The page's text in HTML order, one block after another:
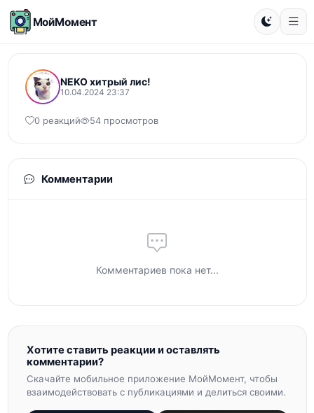
МойМомент
NEKO хитрый лис!
10.04.2024 23:37
0 реакций 54 просмотров
Комментарии
Комментариев пока нет...
Хотите ставить реакции и оставлять
комментарии?
Скачайте мобильное приложение МойМомент, чтобы
взаимодействовать с публикациями и делиться своими.